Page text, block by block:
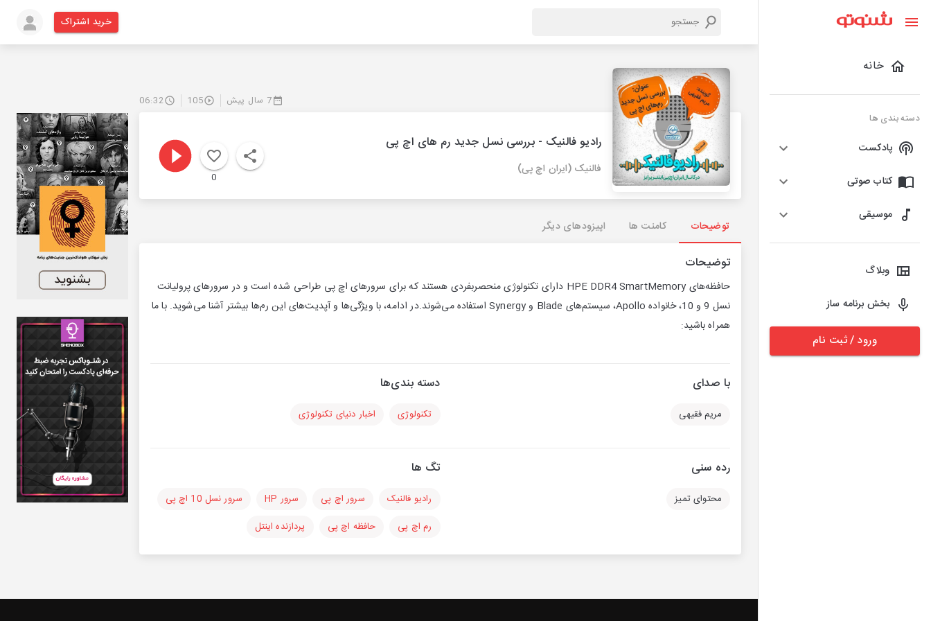
خانه
دسته بندی ها
پادکست
کتاب صوتی
موسیقی
وبلاگ
بخش برنامه ساز
ورود / ثبت نام
خرید اشتراک
7 سال پیش 105
06:32
رادیو فالنیک - بررسی نسل جدید رم های اچ پی
فالنیک (ایران اچ پی)
0
توضیحات کامنت ها اپیزودهای دیگر
توضیحات
حافظه‌های HPE DDR4 SmartMemory دارای تکنولوژی منحصربفردی هستند که برای سرورهای اچ پی طراحی شده است و در سرورهای پرولیانت
نسل 9 و 10، خانواده Apollo، سیستم‌های Blade و Synergy استفاده می‌شوند.در ادامه، با ویژگی‌ها و آپدیت‌های این رم‌ها بیشتر آشنا می‌شوید. با ما
همراه باشید:
با صدای
مریم فقیهی
دسته بندی‌ها
تکنولوژی اخبار دنیای تکنولوژی
رده سنی
محتوای تمیز
تگ ها
رادیو فالنیک سرور اچ پی سرور HP
سرور نسل 10 اچ پی
رم اچ پی
حافظه اچ پی پردازنده اینتل